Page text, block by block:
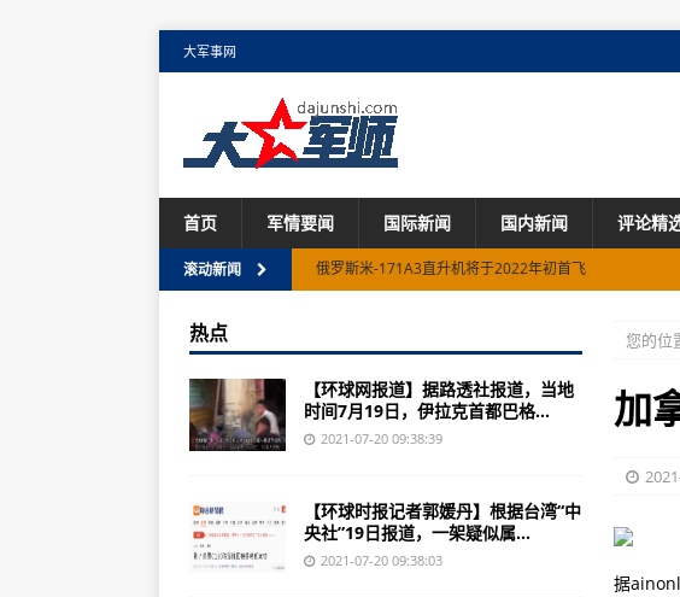
大军事网
首页 军情要闻 国际新闻 国内新闻 评论精
滚动新闻
俄罗斯米-171A3直升机将于2022年初首飞
AG50飞机002架适航取证机交付
南昌二中海军航空实验班学员到航空工业洪都开展实践研
海地总统遇刺前最后通话曝光：求援通话中被打死
普京：俄罗斯2021年的经济增速为4%左右
美国西部山火造成丹佛国际机场数百个航班延误
您的位
加
据
热点
【环球网报道】据路透社报道，当地
时间7月19日，伊拉克首都巴格...
2021-07-20 09:38:39
【环球时报记者郭媛丹】根据台湾“中
央社”19日报道，一架疑似属...
2021-07-20 09:38:03